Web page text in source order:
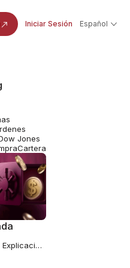
Iniciar Sesión Español
Jones
Cartera
Patrimonio Neto en Forex: Explicación del Saldo, el Patrimonio y el Margen